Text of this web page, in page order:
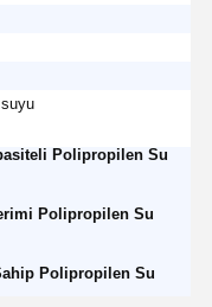
Polipropilen Su
Polipropilen Su
Polipropilen Su